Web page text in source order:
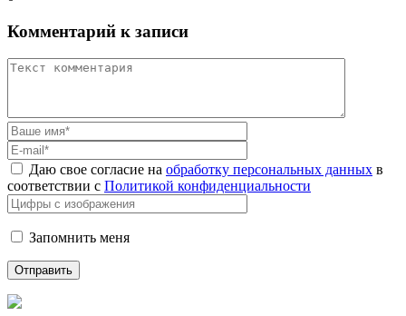
Комментарий к записи
Даю свое согласие на обработку персональных данных в
соответствии с Политикой конфиденциальности
Запомнить меня